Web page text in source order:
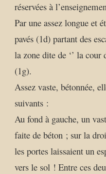
réservées à
Par une assez longue et
pavés (1d) partant des
la zone dite de ‘’ la cour
(1g).
Assez vaste, bétonnée,
suivants :
Au fond à gauche, un
faite de béton ; sur la
les portes laissaient un
vers le sol ! Entre ces